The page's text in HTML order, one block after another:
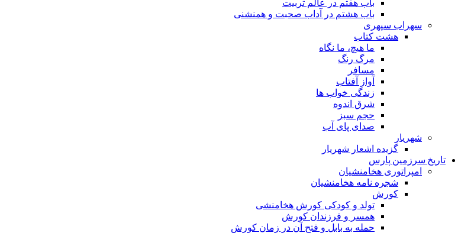
باب هفتم در عالم تربیت
باب هشتم در آداب صحبت و همنشنى
سهراب سپهری
هشت کتاب
ما هیچ، ما نگاه
مرگ رنگ
مسافر
آواز آفتاب
زندگی خواب ها
شرق اندوه
حجم سبز
صدای پای آب
شهریار
گزیده اشعار شهریار
تاریخ سرزمین پارس
امپراتوری هخامنشیان
شجره نامه هخامنشیان
کورش
تولد و کودکی کورش هخامنشی
همسر و فرزندان کورش
حمله به بابل و فتح آن در زمان کورش